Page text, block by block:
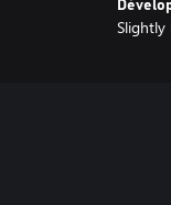
Slightly